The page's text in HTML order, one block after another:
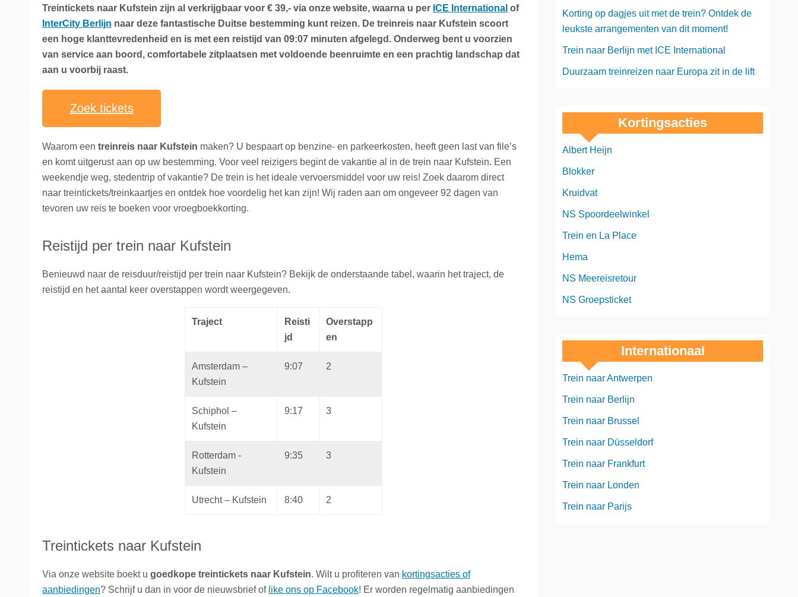
La Place Trein naar Oostenrijk
Polen
Treintickets naar Kufstein zijn al verkrijgbaar voor € 39,- via onze website, waarna u per ICE International of
InterCity Berlijn naar deze fantastische Duitse bestemming kunt reizen. De treinreis naar Kufstein scoort
een hoge klanttevredenheid en is met een reistijd van 09:07 minuten afgelegd. Onderweg bent u voorzien
van service aan boord, comfortabele zitplaatsen met voldoende beenruimte en een prachtig landschap dat
aan u voorbij raast.
Zoek tickets
Waarom een treinreis naar Kufstein maken? U bespaart op benzine- en parkeerkosten, heeft geen last van file’s
en komt uitgerust aan op uw bestemming. Voor veel reizigers begint de vakantie al in de trein naar Kufstein. Een
weekendje weg, stedentrip of vakantie? De trein is het ideale vervoersmiddel voor uw reis! Zoek daarom direct
naar treintickets/treinkaartjes en ontdek hoe voordelig het kan zijn! Wij raden aan om ongeveer 92 dagen van
tevoren uw reis te boeken voor vroegboekkorting.
Reistijd per trein naar Kufstein
Benieuwd naar de reisduur/reistijd per trein naar Kufstein? Bekijk de onderstaande tabel, waarin het traject, de
reistijd en het aantal keer overstappen wordt weergegeven.
Traject
Reisti
jd
Overstapp
en
Amsterdam –
Kufstein
9:07 2
Schiphol –
Kufstein
9:17 3
Rotterdam -
Kufstein
9:35 3
Utrecht – Kufstein 8:40 2
Treintickets naar Kufstein
Via onze website boekt u goedkope treintickets naar Kufstein. Wilt u profiteren van kortingsacties of
aanbiedingen? Schrijf u dan in voor de nieuwsbrief of like ons op Facebook! Er worden regelmatig aanbiedingen
Korting op dagjes uit met de trein? Ontdek de
leukste arrangementen van dit moment!
Trein naar Berlijn met ICE International
Duurzaam treinreizen naar Europa zit in de lift
Kortingsacties
Albert Heijn
Blokker
Kruidvat
NS Spoordeelwinkel
Trein en La Place
Hema
NS Meereisretour
NS Groepsticket
Internationaal
Trein naar Antwerpen
Trein naar Berlijn
Trein naar Brussel
Trein naar Düsseldorf
Trein naar Frankfurt
Trein naar Londen
Trein naar Parijs